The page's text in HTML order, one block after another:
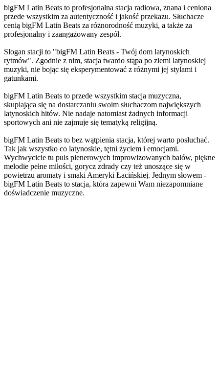
bigFM Latin Beats to profesjonalna stacja radiowa, znana i ceniona
przede wszystkim za autentyczność i jakość przekazu. Słuchacze
cenią bigFM Latin Beats za różnorodność muzyki, a także za
profesjonalny i zaangażowany zespół.
Slogan stacji to "bigFM Latin Beats - Twój dom latynoskich
rytmów". Zgodnie z nim, stacja twardo stąpa po ziemi latynoskiej
muzyki, nie bojąc się eksperymentować z różnymi jej stylami i
gatunkami.
bigFM Latin Beats to przede wszystkim stacja muzyczna,
skupiająca się na dostarczaniu swoim słuchaczom największych
latynoskich hitów. Nie nadaje natomiast żadnych informacji
sportowych ani nie zajmuje się tematyką religijną.
bigFM Latin Beats to bez wątpienia stacja, której warto posłuchać.
Tak jak wszystko co latynoskie, tętni życiem i emocjami.
Wychwycicie tu puls plenerowych improwizowanych balów, piękne
melodie pełne miłości, gorycz zdrady czy też unoszące się w
powietrzu aromaty i smaki Ameryki Łacińskiej. Jednym słowem -
bigFM Latin Beats to stacja, która zapewni Wam niezapomniane
doświadczenie muzyczne.